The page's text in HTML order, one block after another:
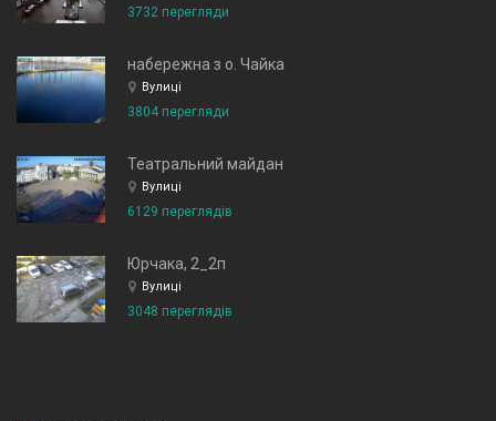
3732 перегляди
набережна з о. Чайка
Вулиці
3804 перегляди
Театральний майдан
Вулиці
6129 переглядів
Юрчака, 2_2п
Вулиці
3048 переглядів